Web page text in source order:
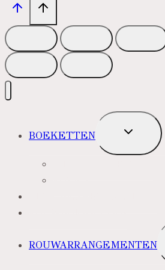
BOEKETTEN
TOGGLE
SUBMENU
ROUWARRANGEMENTEN